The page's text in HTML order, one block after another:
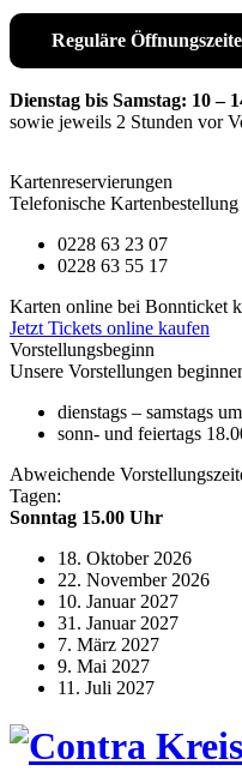
Reguläre
Dienstag bis Samstag: 10 –
sowie jeweils 2 Stunden vor
Kartenreservierungen
Telefonische Kartenbestellung
0228 63 23 07
0228 63 55 17
Karten online bei Bonnticket
Jetzt Tickets online kaufen
Vorstellungsbeginn
Unsere Vorstellungen
dienstags – samstags
sonn- und feiertags
Abweichende
Tagen:
Sonntag 15.00 Uhr
18. Oktober 2026
22. November 2026
10. Januar 2027
31. Januar 2027
7. März 2027
9. Mai 2027
11. Juli 2027